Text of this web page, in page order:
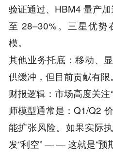
验证通过、HBM4 量产
至 28–30%。三星优
模。
其他业务托底：移动、
供缓冲，但目前贡献有限。
财报逻辑：市场高度关
师模型通常是：Q1/Q2
能扩张风险。如果实际
发“利空” — — 这就是“预